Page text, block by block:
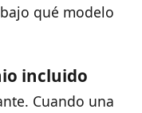
qué modelo
incluido
Cuando una